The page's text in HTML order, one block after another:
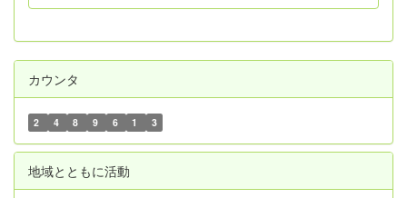
カウンタ
2 4 8 9 6 1 3
地域とともに活動